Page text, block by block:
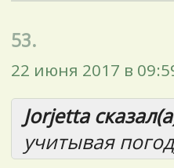
53.
22 июня 2017 в
Jorjetta
учитывая